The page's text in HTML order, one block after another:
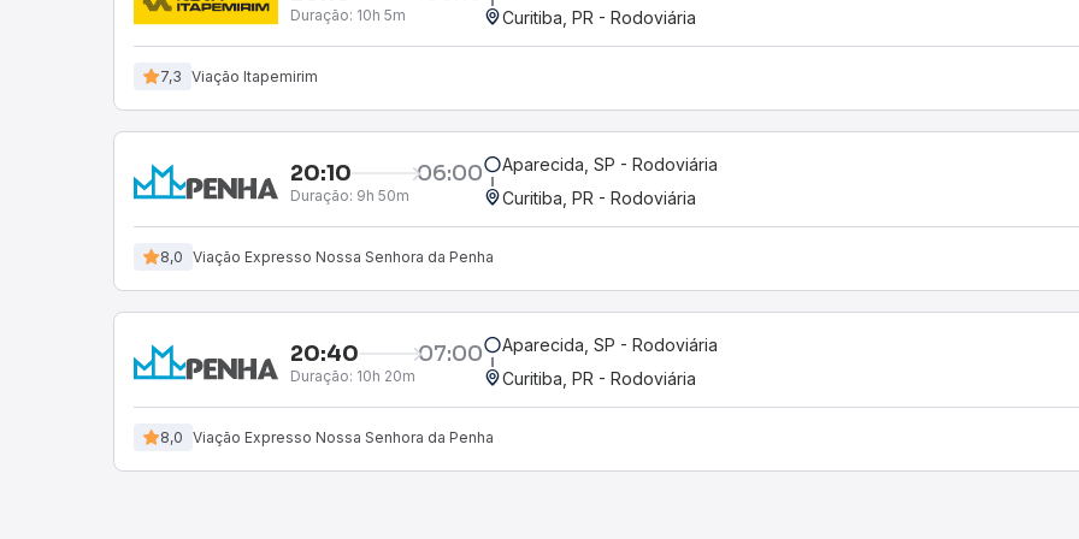
Duração: 10h 5m
Curitiba, PR - Rodoviária
7,3 Viação Itapemirim
20:10 06:00
Duração: 9h 50m
Aparecida, SP - Rodoviária
Curitiba, PR - Rodoviária
8,0 Viação Expresso Nossa Senhora da Penha
20:40 07:00
Duração: 10h 20m
Aparecida, SP - Rodoviária
Curitiba, PR - Rodoviária
8,0 Viação Expresso Nossa Senhora da Penha